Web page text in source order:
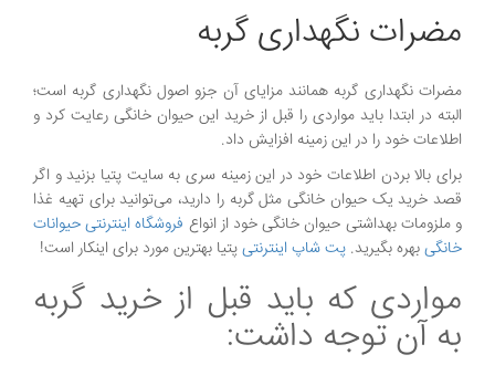
مضرات نگهداری گربه
مضرات نگهداری گربه همانند مزایای آن جزو اصول نگهداری گربه است؛
البته در ابتدا باید مواردی را قبل از خرید این حیوان خانگی رعایت کرد و
اطلاعات خود را در این زمینه افزایش داد.
برای بالا بردن اطلاعات خود در این زمینه سری به سایت پتیا بزنید و اگر
قصد خرید یک حیوان خانگی مثل گربه را دارید، می‌توانید برای تهیه غذا
و ملزومات بهداشتی حیوان خانگی خود از انواع فروشگاه اینترنتی حیوانات
خانگیبهره بگیرید. پت شاپ اینترنتیپتیا بهترین مورد برای اینکار است!
مواردی که باید قبل از خرید گربه
به آن توجه داشت: